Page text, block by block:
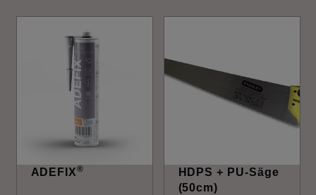
ADEFIX®
HDPS + PU-Säge
(50cm)